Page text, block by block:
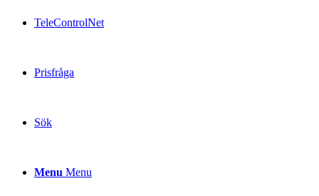
TeleControlNet
Prisfråga
Sök
Menu Menu